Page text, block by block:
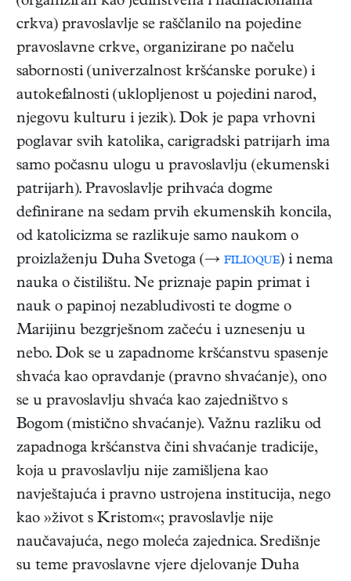
crkva) pravoslavlje se raščlanilo na pojedine
pravoslavne crkve, organizirane po načelu
sabornosti (univerzalnost kršćanske poruke) i
autokefalnosti (uklopljenost u pojedini narod,
njegovu kulturu i jezik). Dok je papa vrhovni
poglavar svih katolika, carigradski patrijarh ima
samo počasnu ulogu u pravoslavlju (ekumenski
patrijarh). Pravoslavlje prihvaća dogme
definirane na sedam prvih ekumenskih koncila,
od katolicizma se razlikuje samo naukom o
proizlaženju Duha Svetoga (→ filioque) i nema
nauka o čistilištu. Ne priznaje papin primat i
nauk o papinoj nezabludivosti te dogme o
Marijinu bezgrješnom začeću i uznesenju u
nebo. Dok se u zapadnome kršćanstvu spasenje
shvaća kao opravdanje (pravno shvaćanje), ono
se u pravoslavlju shvaća kao zajedništvo s
Bogom (mistično shvaćanje). Važnu razliku od
zapadnoga kršćanstva čini shvaćanje tradicije,
koja u pravoslavlju nije zamišljena kao
navještajuća i pravno ustrojena institucija, nego
kao »život s Kristom«; pravoslavlje nije
naučavajuća, nego moleća zajednica. Središnje
su teme pravoslavne vjere djelovanje Duha